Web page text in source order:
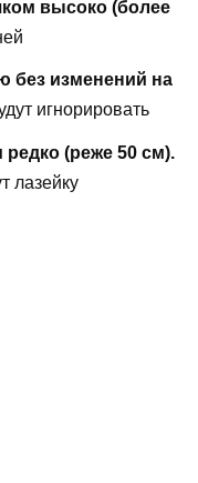
высоко (более
без изменений на
игнорировать
(реже 50 см).
лазейку